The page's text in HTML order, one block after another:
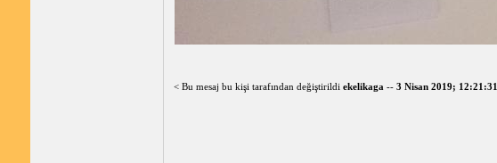
< Bu mesaj bu kişi tarafından değiştirildi ekelikaga -- 3 Nisan 2019; 12:21:31